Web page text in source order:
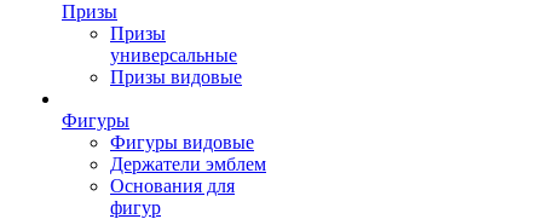
Призы
Призы
универсальные
Призы видовые
Фигуры
Фигуры видовые
Держатели эмблем
Основания для
фигур